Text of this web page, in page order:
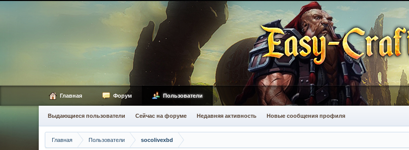
Главная Пользователи socolivexbd
Главная Форум Пользователи
Выдающиеся пользователи Сейчас на форуме Недавняя активность Новые сообщения профиля